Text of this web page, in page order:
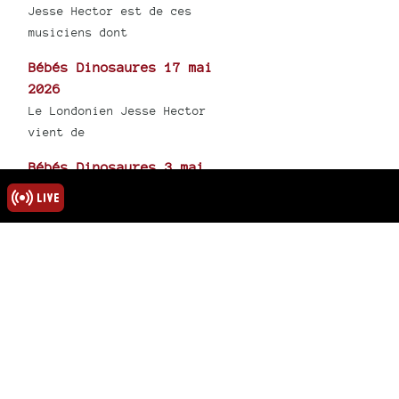
Jesse Hector est de ces
musiciens dont
Bébés Dinosaures 17 mai
2026
Le Londonien Jesse Hector
vient de
Bébés Dinosaures 3 mai
2026
Si cette émission est l’œuvre